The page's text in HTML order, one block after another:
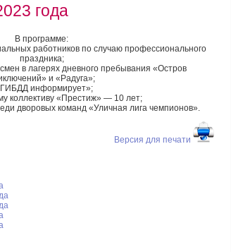
года
В программе:
работников по случаю профессионального
праздника;
в лагерях дневного пребывания «Остров
и «Радуга»;
информирует»;
коллективу «Престиж» — 10 лет;
дворовых команд «Уличная лига чемпионов».
Версия для печати